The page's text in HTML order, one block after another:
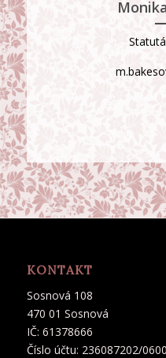
KONTAKT
Sosnová 108
470 01 Sosnová
IČ: 61378666
Číslo účtu: 236087202/0600